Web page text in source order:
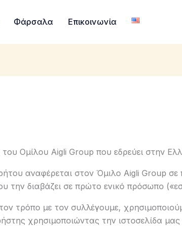
Φάρσαλα Επικοινωνία
του Ομίλου Aigli Group που εδρεύει στην
αναφέρεται στον Όμιλο Aigli Group
την διαβάζει σε πρώτο ενικό πρόσωπο
τρόπο με τον συλλέγουμε,
χρησιμοποιώντας την ιστοσελίδα